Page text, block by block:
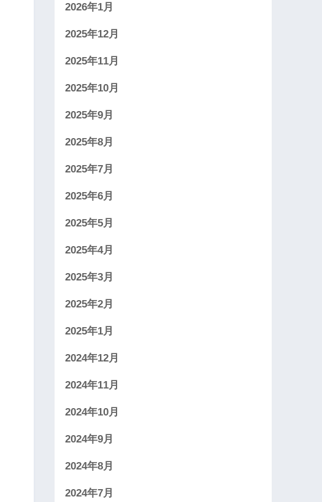
2026年1月
2025年12月
2025年11月
2025年10月
2025年9月
2025年8月
2025年7月
2025年6月
2025年5月
2025年4月
2025年3月
2025年2月
2025年1月
2024年12月
2024年11月
2024年10月
2024年9月
2024年8月
2024年7月